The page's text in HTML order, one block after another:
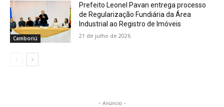
Camboriú
Prefeito Leonel Pavan entrega processo
de Regularização Fundiária da Área
Industrial ao Registro de Imóveis
21 de julho de 2026
- Anúncio -